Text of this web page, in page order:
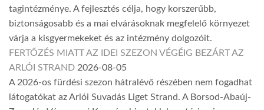
tagintézménye. A fejlesztés célja, hogy korszerűbb,
biztonságosabb és a mai elvárásoknak megfelelő környezet
várja a kisgyermekeket és az intézmény dolgozóit.
FERTŐZÉS MIATT AZ IDEI SZEZON VÉGÉIG BEZÁRT AZ
ARLÓI STRAND 2026-08-05
A 2026-os fürdési szezon hátralévő részében nem fogadhat
látogatókat az Arlói Suvadás Liget Strand. A Borsod-Abaúj-